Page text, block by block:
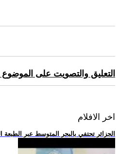
التعليق والتصويت على
اخر الافلام
.. الجزائر تحتفي بالبحر المتوسط عبر الطبعة